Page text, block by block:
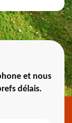
et nous
délais.